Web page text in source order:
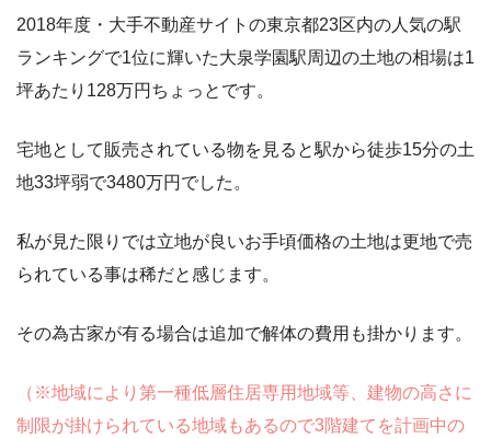
2018年度・大手不動産サイトの東京都23区内の人気の駅
ランキングで1位に輝いた大泉学園駅周辺の土地の相場は1
坪あたり128万円ちょっとです。
宅地として販売されている物を見ると駅から徒歩15分の土
地33坪弱で3480万円でした。
私が見た限りでは立地が良いお手頃価格の土地は更地で売
られている事は稀だと感じます。
その為古家が有る場合は追加で解体の費用も掛かります。
（※地域により第一種低層住居専用地域等、建物の高さに
制限が掛けられている地域もあるので3階建てを計画中の